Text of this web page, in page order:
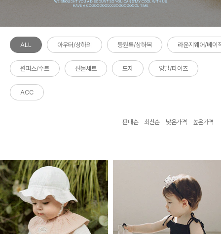
ALL 아우터/상하의 등원룩/상하복 라운지웨어/베이
원피스/수트 선물세트 모자 양말/타이즈
ACC
판매순 최신순 낮은가격 높은가격